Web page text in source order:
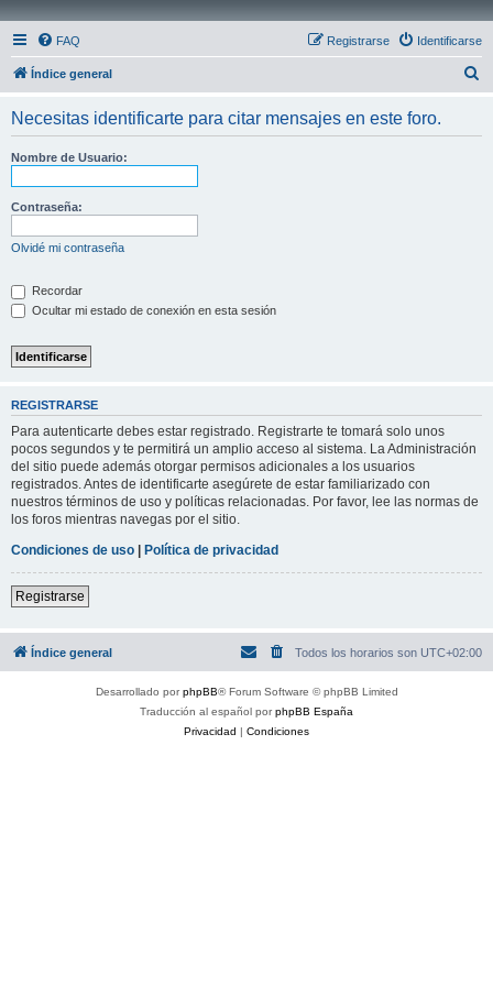
FAQ Identificarse
Registrarse
Índice general
Necesitas identificarte para citar mensajes en este foro.
Nombre de Usuario:
Contraseña:
Olvidé mi contraseña
Recordar
Ocultar mi estado de conexión en esta sesión
REGISTRARSE
Para autenticarte debes estar registrado. Registrarte te tomará solo unos
pocos segundos y te permitirá un amplio acceso al sistema. La Administración
del sitio puede además otorgar permisos adicionales a los usuarios
registrados. Antes de identificarte asegúrete de estar familiarizado con
nuestros términos de uso y políticas relacionadas. Por favor, lee las normas de
los foros mientras navegas por el sitio.
Condiciones de uso | Política de privacidad
Registrarse
Índice general Todos los horarios son UTC+02:00
Desarrollado porphpBB® Forum Software © phpBB Limited
Traducción al español porphpBB España
Privacidad | Condiciones